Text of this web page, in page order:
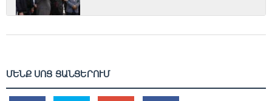
ՄԵՆՔ ՍՈՑ ՑԱՆՑԵՐՈՒՄ